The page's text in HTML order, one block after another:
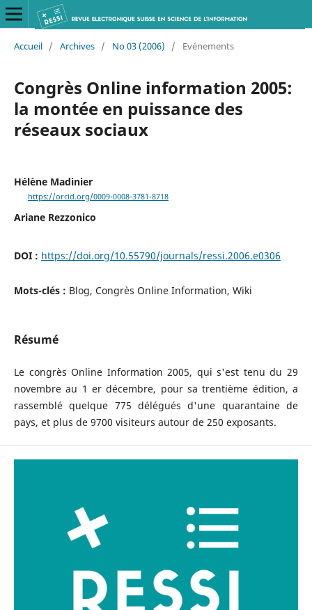
Accueil / Archives / No 03 (2006) / Evénements
Congrès Online information 2005:
la montée en puissance des
réseaux sociaux
Hélène Madinier
https://orcid.org/0009-0008-3781-8718
Ariane Rezzonico
DOI : https://doi.org/10.55790/journals/ressi.2006.e0306
Mots-clés : Blog, Congrès Online Information, Wiki
Résumé
Le congrès Online Information 2005, qui s'est tenu du 29
novembre au 1 er décembre, pour sa trentième édition, a
rassemblé quelque 775 délégués d'une quarantaine de
pays, et plus de 9700 visiteurs autour de 250 exposants.